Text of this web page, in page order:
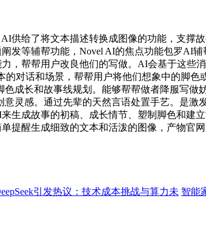
给了将文本描述转换成图像的功能，支撑
发等辅帮功能，Novel AI的焦点功能包罗AI
，帮帮用户改良他们的写做。AI会基于这些
的对话和场景，帮帮用户将他们想象中的脚
成长和故事线规划。能够帮帮做者降服写
灵感。通过先辈的天然言语处置手艺。是
生成故事的初稿、成长情节、塑制脚色和建
提醒生成细致的文本和活泼的图像，产物官
引发热议：技术成本挑战与算力未 智能